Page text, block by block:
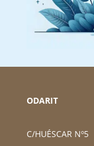
ODARIT
C/HUÉSCAR Nº5